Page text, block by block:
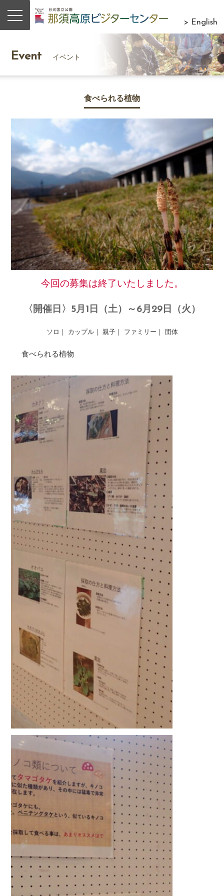
> English
Event イベント
食べられる植物
今回の募集は終了いたしました。
〈開催日〉5月1日（土）～6月29日（火）
ソロ｜ カップル｜ 親子｜ ファミリー｜ 団体
食べられる植物